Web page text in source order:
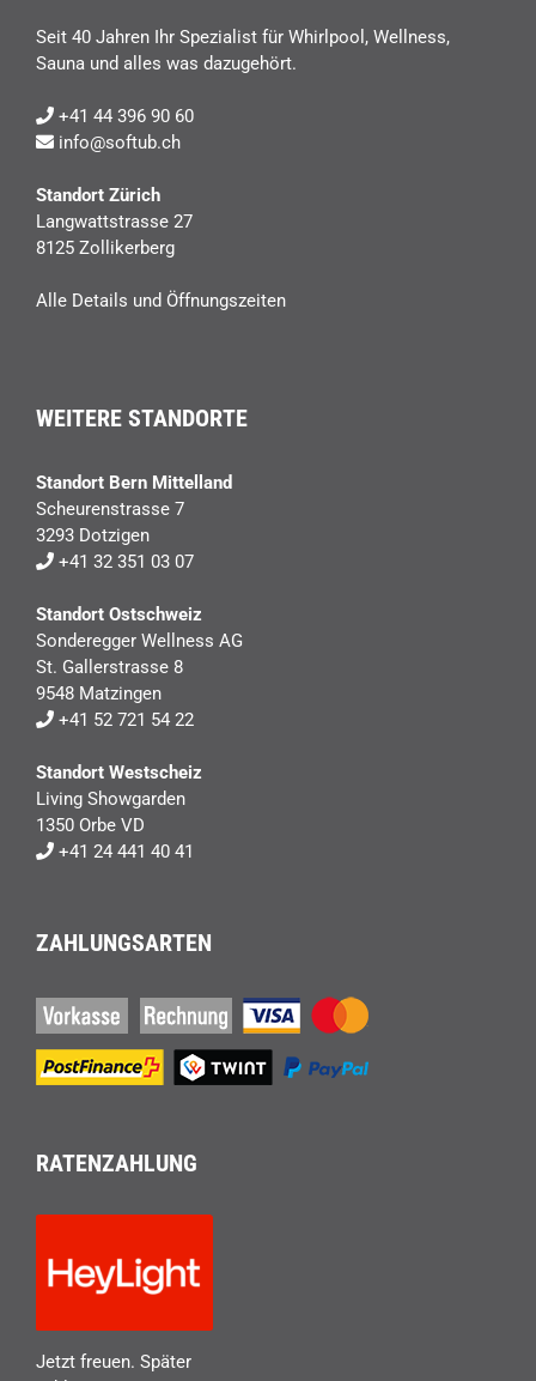
Seit 40 Jahren Ihr Spezialist für Whirlpool, Wellness,
Sauna und alles was dazugehört.
+41 44 396 90 60
info@softub.ch
Standort Zürich
Langwattstrasse 27
8125 Zollikerberg
Alle Details und Öffnungszeiten
WEITERE STANDORTE
Standort Bern Mittelland
Scheurenstrasse 7
3293 Dotzigen
+41 32 351 03 07
Standort Ostschweiz
Sonderegger Wellness AG
St. Gallerstrasse 8
9548 Matzingen
+41 52 721 54 22
Standort Westscheiz
Living Showgarden
1350 Orbe VD
+41 24 441 40 41
ZAHLUNGSARTEN
RATENZAHLUNG
Jetzt freuen. Später